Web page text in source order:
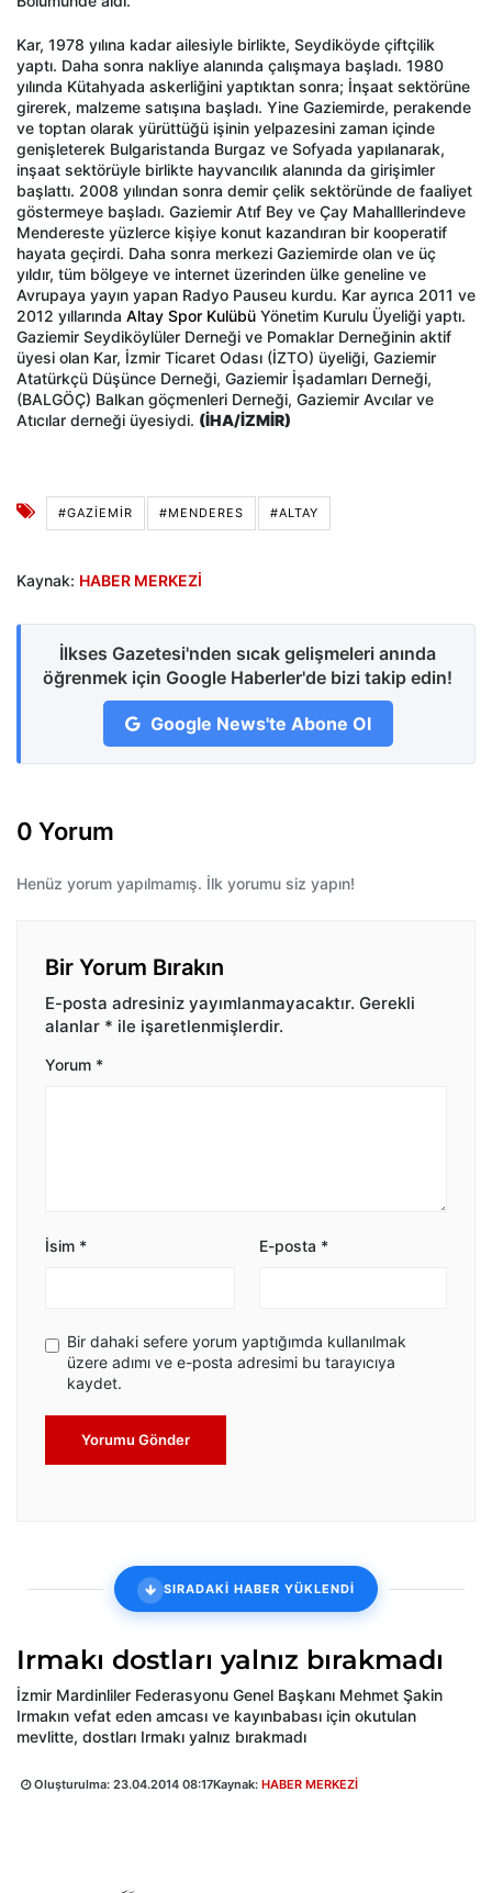
Kar, 1978 yılına kadar ailesiyle birlikte, Seydiköyde çiftçilik
yaptı. Daha sonra nakliye alanında çalışmaya başladı. 1980
yılında Kütahyada askerliğini yaptıktan sonra; İnşaat sektörüne
girerek, malzeme satışına başladı. Yine Gaziemirde, perakende
ve toptan olarak yürüttüğü işinin yelpazesini zaman içinde
genişleterek Bulgaristanda Burgaz ve Sofyada yapılanarak,
inşaat sektörüyle birlikte hayvancılık alanında da girişimler
başlattı. 2008 yılından sonra demir çelik sektöründe de faaliyet
göstermeye başladı. Gaziemir Atıf Bey ve Çay Mahalllerindeve
Mendereste yüzlerce kişiye konut kazandıran bir kooperatif
hayata geçirdi. Daha sonra merkezi Gaziemirde olan ve üç
yıldır, tüm bölgeye ve internet üzerinden ülke geneline ve
Avrupaya yayın yapan Radyo Pauseu kurdu. Kar ayrıca 2011 ve
2012 yıllarında Altay Spor Kulübü Yönetim Kurulu Üyeliği yaptı.
Gaziemir Seydiköylüler Derneği ve Pomaklar Derneğinin aktif
üyesi olan Kar, İzmir Ticaret Odası (İZTO) üyeliği, Gaziemir
Atatürkçü Düşünce Derneği, Gaziemir İşadamları Derneği,
(BALGÖÇ) Balkan göçmenleri Derneği, Gaziemir Avcılar ve
Atıcılar derneği üyesiydi. (İHA/İZMİR)
#GAZIEMIR #MENDERES #ALTAY
Kaynak: HABER MERKEZİ
İlkses Gazetesi'nden sıcak gelişmeleri anında
öğrenmek için Google Haberler'de bizi takip edin!
Google News'te Abone Ol
0 Yorum
Henüz yorum yapılmamış. İlk yorumu siz yapın!
Bir Yorum Bırakın
E-posta adresiniz yayımlanmayacaktır. Gerekli
alanlar * ile işaretlenmişlerdir.
Yorum *
İsim * E-posta *
Bir dahaki sefere yorum yaptığımda kullanılmak
üzere adımı ve e-posta adresimi bu tarayıcıya
kaydet.
Yorumu Gönder
SIRADAKİ HABER YÜKLENDİ
Irmakı dostları yalnız bırakmadı
İzmir Mardinliler Federasyonu Genel Başkanı Mehmet Şakin
Irmakın vefat eden amcası ve kayınbabası için okutulan
mevlitte, dostları Irmakı yalnız bırakmadı
Oluşturulma: 23.04.2014 08:17Kaynak: HABER MERKEZİ